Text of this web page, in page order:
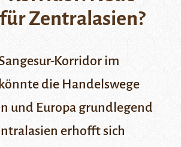
Zentralasien?
Korridor im
die Handelswege
und Europa grundlegend
erhofft sich